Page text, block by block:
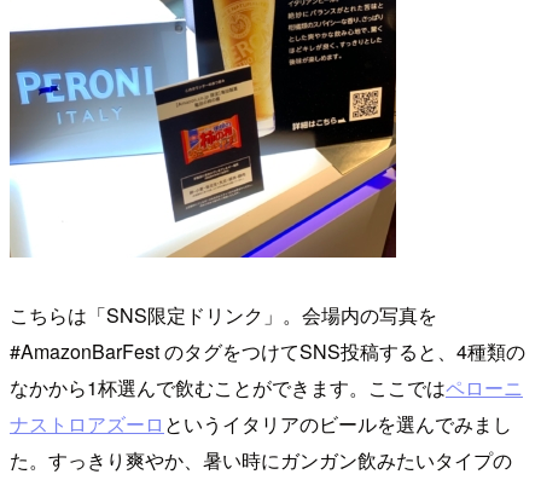
こちらは「SNS限定ドリンク」。会場内の写真を
#AmazonBarFest のタグをつけてSNS投稿すると、4種類の
なかから1杯選んで飲むことができます。ここではペローニ
ナストロアズーロ というイタリアのビールを選んでみまし
た。すっきり爽やか、暑い時にガンガン飲みたいタイプの